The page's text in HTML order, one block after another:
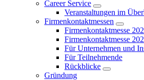
Career Service
Veranstaltungen im
Firmenkontaktmessen
Firmenkontaktmesse
Firmenkontaktmesse
Für Unternehmen und
Für Teilnehmende
Rückblicke
Gründung